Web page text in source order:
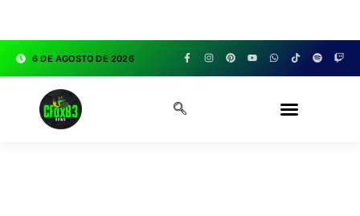
6 DE AGOSTO DE 2026